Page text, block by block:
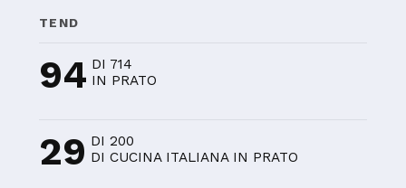
TEND
94 DI 714
IN PRATO
29 DI 200
DI CUCINA ITALIANA IN PRATO